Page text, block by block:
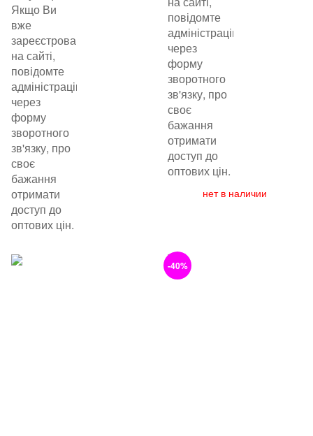
Якщо Ви
вже
зареєстровані
на сайті,
повідомте
адміністрацію
через
форму
зворотного
зв'язку, про
своє
бажання
отримати
доступ до
оптових цін.
повідомте
адміністрацію
через
форму
зворотного
зв'язку, про
своє
бажання
отримати
доступ до
оптових цін.
нет в наличии
-40%